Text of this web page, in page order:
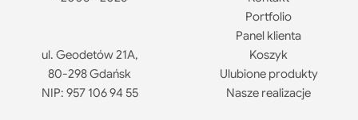
ul. Geodetów 21A,
80-298 Gdańsk
NIP: 957 106 94 55
Portfolio
Panel klienta
Koszyk
Ulubione produkty
Nasze realizacje